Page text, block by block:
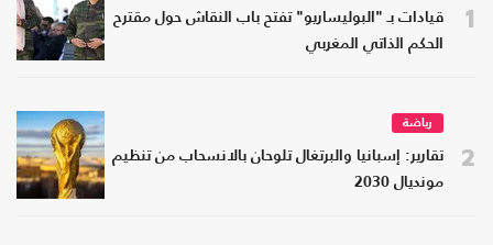
1
قيادات بـ "البوليساريو" تفتح باب النقاش حول مقترح
الحكم الذاتي المغربي
2
رياضة
تقارير: إسبانيا والبرتغال تلوحان بالانسحاب من تنظيم
مونديال 2030